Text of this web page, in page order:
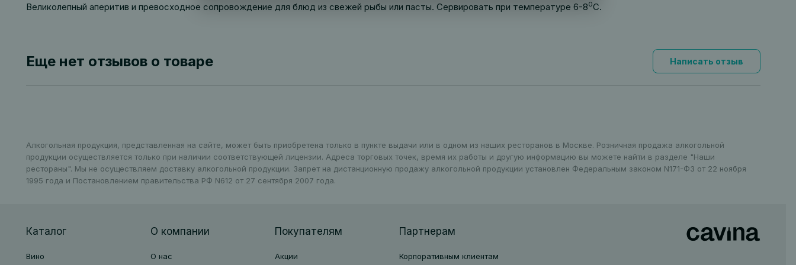
Великолепный аперитив и превосходное сопровождение для блюд из свежей рыбы или пасты. Сервировать при температуре 6-80С.
Еще нет отзывов о товаре Написать отзыв
Алкогольная продукция, представленная на сайте, может быть приобретена только в пункте выдачи или в одном из наших ресторанов в Москве. Розничная продажа алкогольной
продукции осуществляется только при наличии соответствующей лицензии. Адреса торговых точек, время их работы и другую информацию вы можете найти в разделе "Наши
рестораны". Мы не осуществляем доставку алкогольной продукции. Запрет на дистанционную продажу алкогольной продукции установлен Федеральным законом N171-ФЗ от 22 ноября
1995 года и Постановлением правительства РФ N612 от 27 сентября 2007 года.
Каталог
Вино
О компании
О нас
Покупателям
Акции
Партнерам
Корпоративным клиентам